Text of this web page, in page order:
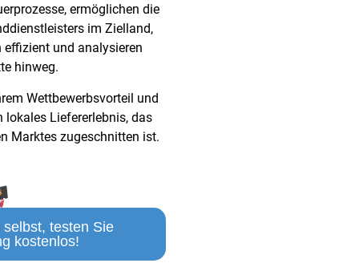
ermöglichen die
im Zielland,
und analysieren
hinweg.
Wettbewerbsvorteil und
lokales Liefererlebnis, das
Marktes zugeschnitten ist.
testen Sie
kostenlos!